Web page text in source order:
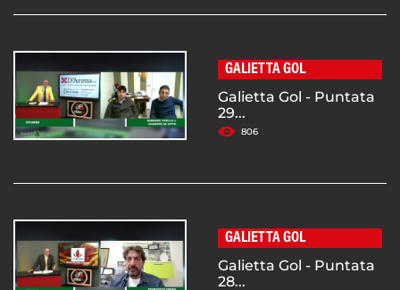
GALIETTA GOL
Galietta Gol - Puntata
29...
806
GALIETTA GOL
Galietta Gol - Puntata
28...